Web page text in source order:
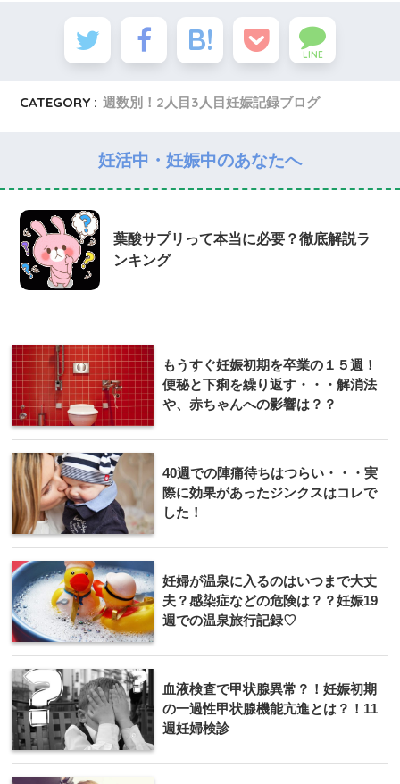
LINE
CATEGORY : 週数別！2人目3人目妊娠記録ブログ
妊活中・妊娠中のあなたへ
葉酸サプリって本当に必要？徹底解説ラ
ンキング
もうすぐ妊娠初期を卒業の１５週！
便秘と下痢を繰り返す・・・解消法
や、赤ちゃんへの影響は？？
40週での陣痛待ちはつらい・・・実
際に効果があったジンクスはコレで
した！
妊婦が温泉に入るのはいつまで大丈
夫？感染症などの危険は？？妊娠19
週での温泉旅行記録♡
血液検査で甲状腺異常？！妊娠初期
の一過性甲状腺機能亢進とは？！11
週妊婦検診